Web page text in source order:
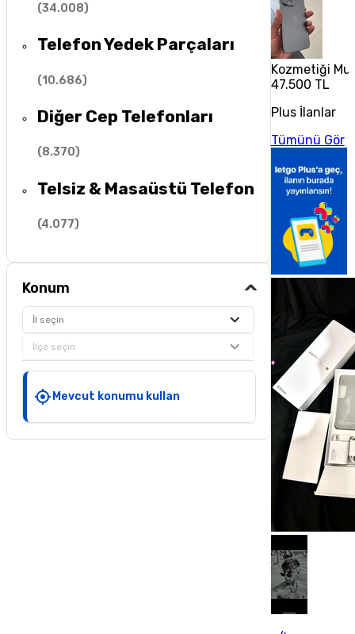
(34.008)
Telefon Yedek Parçaları
(10.686)
Diğer Cep Telefonları
(8.370)
Telsiz & Masaüstü Telefon
(4.077)
Konum
İl seçin
İlçe seçin
Mevcut konumu kullan
Kozmetiği
47.500 TL
Plus İlanlar
Tümünü Gör